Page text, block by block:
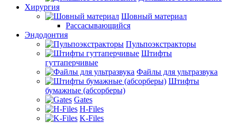
Хирургия
Шовный материал
Рассасывающийся
Эндодонтия
Пульпоэкстракторы
Штифты
гуттаперчивые
Файлы для ультразвука
Штифты
бумажные (абсорберы)
Gates
H-Files
K-Files